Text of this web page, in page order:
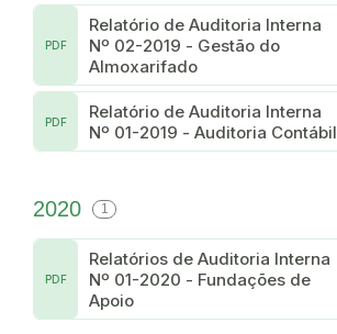
Relatório de Auditoria Interna
Nº 02-2019 - Gestão do
Almoxarifado
PDF
Relatório de Auditoria Interna
Nº 01-2019 - Auditoria Contábil
PDF
2020 1
Relatórios de Auditoria Interna
Nº 01-2020 - Fundações de
Apoio
PDF